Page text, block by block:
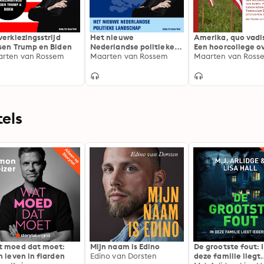
Trump en Biden
van Rossem
Het nieuwe
Nederlandse politieke
landschap: Maarten van
Kamerverkiezingen
Maarten van Rossem
Amerika, quo
Een hoorcollege
een korte
Verenigde Staten
Maarten van
moed dat moet:
leven in flarden
Mijn naam is Edino
Edino van Dorsten
De grootste fout:
deze familie liegt